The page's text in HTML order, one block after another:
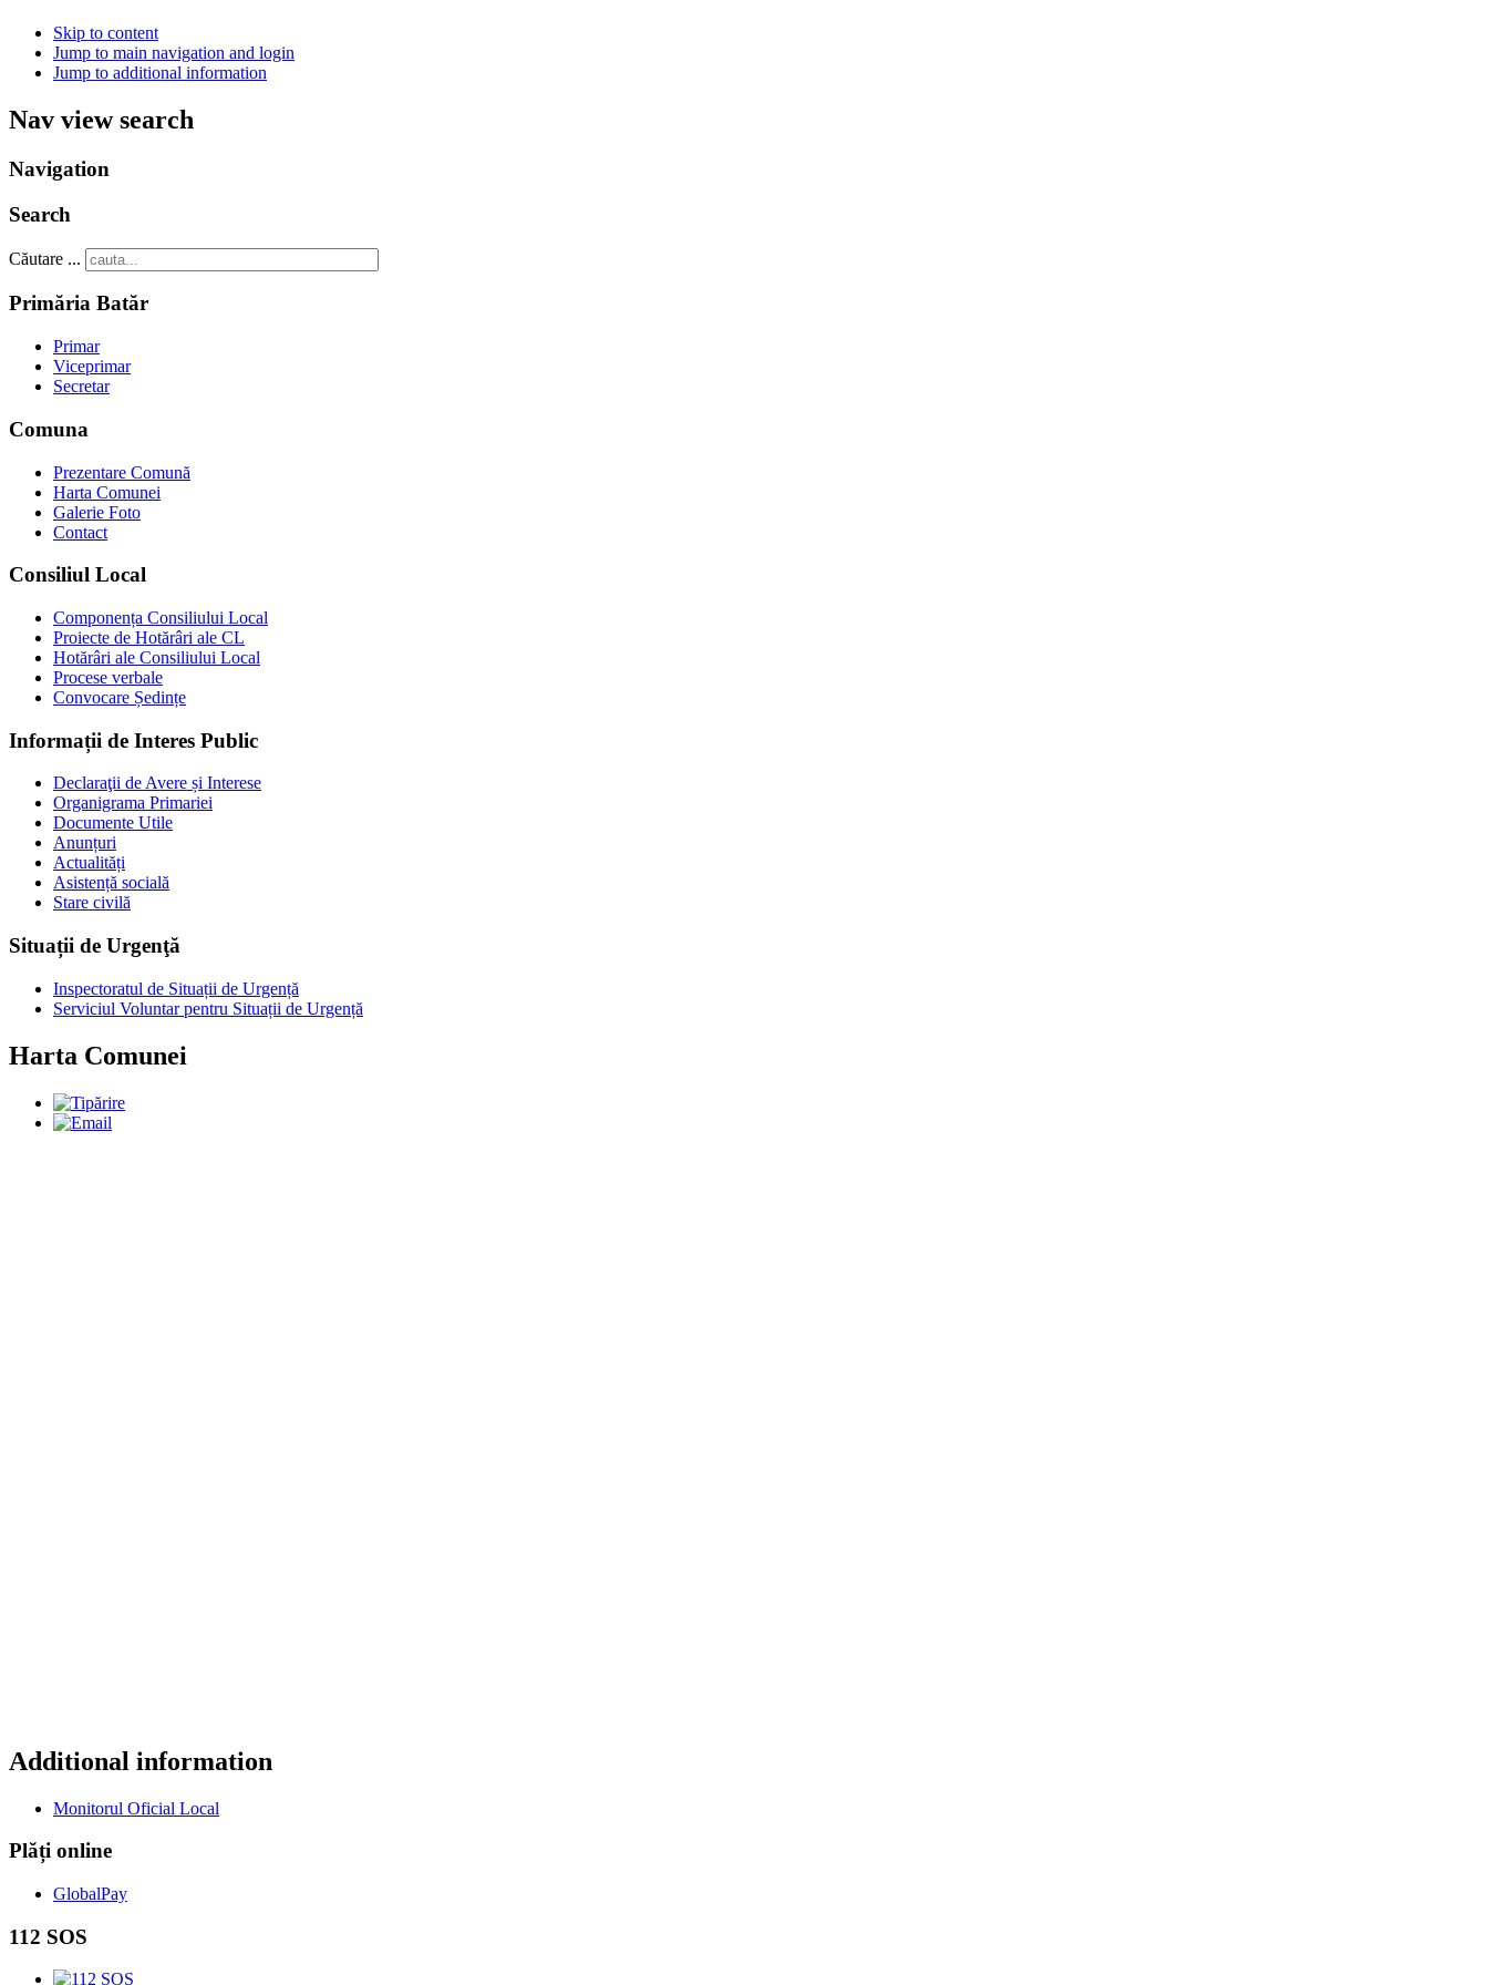
Skip to content
Jump to main navigation and login
Jump to additional information
Nav view search
Navigation
Search
Căutare ...
Primăria Batăr
Primar
Viceprimar
Secretar
Comuna
Prezentare Comună
Harta Comunei
Galerie Foto
Contact
Consiliul Local
Componența Consiliului Local
Proiecte de Hotărâri ale CL
Hotărâri ale Consiliului Local
Procese verbale
Convocare Ședințe
Informații de Interes Public
Declaraţii de Avere și Interese
Organigrama Primariei
Documente Utile
Anunțuri
Actualități
Asistență socială
Stare civilă
Situații de Urgenţă
Inspectoratul de Situații de Urgență
Serviciul Voluntar pentru Situații de Urgență
Harta Comunei
Additional information
Monitorul Oficial Local
Plăți online
GlobalPay
112 SOS